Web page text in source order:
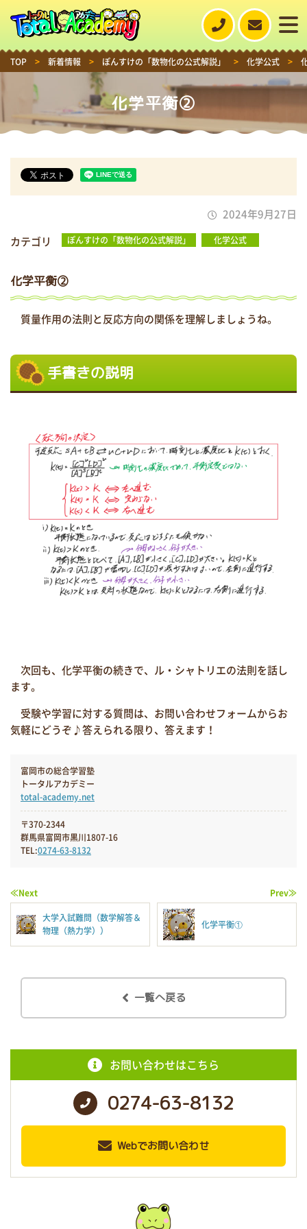
TOP > 新着情報 > ぽんすけの「数物化の公式解説」 > 化学公式 >
化学平衡②
2024年9月27日
カテゴリ
ぽんすけの「数物化の公式解説」 化学公式
化学平衡②
質量作用の法則と反応方向の関係を理解しましょうね。
手書きの説明
次回も、化学平衡の続きで、ル・シャトリエの法則を話し
ます。
受験や学習に対する質問は、お問い合わせフォームからお
気軽にどうぞ♪答えられる限り、答えます！
富岡市の総合学習塾
トータルアカデミー
total-academy.net
〒370-2344
群馬県富岡市黒川1807-16
TEL:0274-63-8132
≪Next
大学入試難問（数学解答＆
物理（熱力学））
Prev≫
化学平衡①
一覧へ戻る
お問い合わせはこちら
0274-63-8132
Webでお問い合わせ